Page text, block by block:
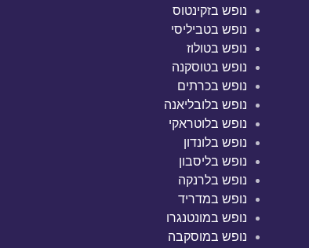
נופש בזקינטוס
נופש בטביליסי
נופש בטולוז
נופש בטוסקנה
נופש בכרתים
נופש בלובליאנה
נופש בלוטראקי
נופש בלונדון
נופש בליסבון
נופש בלרנקה
נופש במדריד
נופש במונטנגרו
נופש במוסקבה